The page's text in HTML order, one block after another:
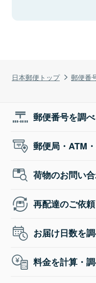
日本郵便トップ 郵便番
郵便番号を調
郵便局・ATM
荷物のお問い
再配達のご依頼
お届け日数を
料金を計算・